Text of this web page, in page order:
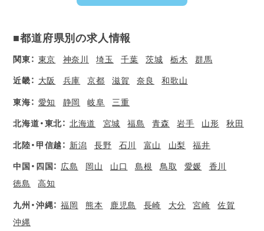
■都道府県別の求人情報
関東： 東京 神奈川 埼玉 千葉 茨城 栃木 群馬
近畿： 大阪 兵庫 京都 滋賀 奈良 和歌山
東海： 愛知 静岡 岐阜 三重
北海道・東北： 北海道 宮城 福島 青森 岩手 山形 秋田
北陸・甲信越： 新潟 長野 石川 富山 山梨 福井
中国・四国： 広島 岡山 山口 島根 鳥取 愛媛
香川
徳島
高知
九州・沖縄： 福岡 熊本 鹿児島 長崎 大分 宮崎
佐賀
沖縄